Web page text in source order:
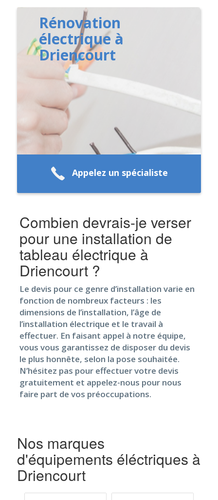
Rénovation
électrique à
Driencourt
Appelez un spécialiste
Combien devrais-je verser
pour une installation de
tableau électrique à
Driencourt ?
Le devis pour ce genre d’installation varie en
fonction de nombreux facteurs : les
dimensions de l’installation, l’âge de
l’installation électrique et le travail à
effectuer. En faisant appel à notre équipe,
vous vous garantissez de disposer du devis
le plus honnête, selon la pose souhaitée.
N’hésitez pas pour effectuer votre devis
gratuitement et appelez-nous pour nous
faire part de vos préoccupations.
Nos marques
d'équipements éléctriques à
Driencourt